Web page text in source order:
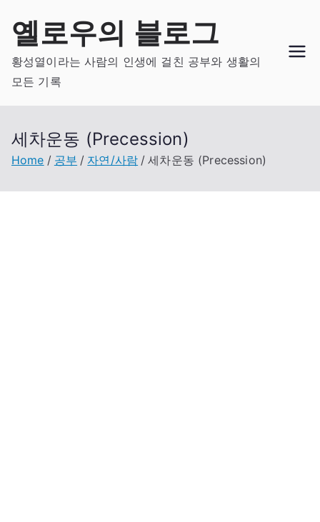
content
옐로우의 블로그
황성열이라는 사람의 인생에 걸친 공부와 생활의
모든 기록
세차운동 (Precession)
Home 공부 자연/사람 세차운동 (Precession)